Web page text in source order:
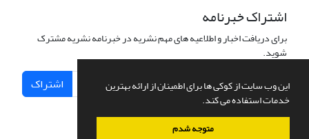
این وب سایت از کوکی ها برای اطمینان از ارائه بهترین
خدمات استفاده می کند.
متوجه شدم
اشتراک خبرنامه
برای دریافت اخبار و اطلاعیه های مهم نشریه در خبرنامه نشریه مشترک
شوید.
اشتراک